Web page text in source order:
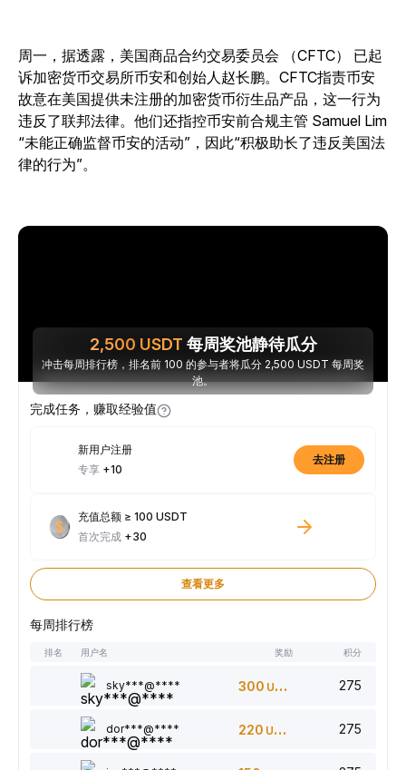
周一，据透露，美国商品合约交易委员会 （CFTC） 已起
诉加密货币交易所币安和创始人赵长鹏。CFTC指责币安
故意在美国提供未注册的加密货币衍生品产品，这一行为
违反了联邦法律。他们还指控币安前合规主管 Samuel Lim
“未能正确监督币安的活动”，因此“积极助长了违反美国法
律的行为”。
2,500 USDT 每周奖池静待瓜分
冲击每周排行榜，排名前 100 的参与者将瓜分 2,500 USDT 每周奖
池。
完成任务，赚取经验值
新用户注册
专享 +10
去注册
充值总额 ≥ 100 USDT
首次完成 +30
查看更多
每周排行榜
排名 用户名 奖励 积分
sky***@**** 300 USDT 275
dor***@**** 220 USDT 275